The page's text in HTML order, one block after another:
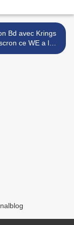
Bd avec Krings
ce WE a la
librairie Blandy's Book >